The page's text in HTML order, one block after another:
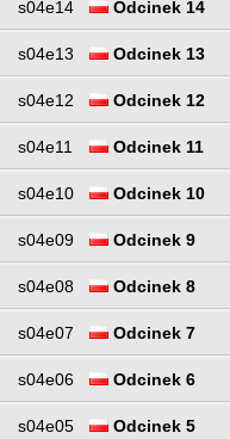
s04e14 Odcinek 14
s04e13 Odcinek 13
s04e12 Odcinek 12
s04e11 Odcinek 11
s04e10 Odcinek 10
s04e09 Odcinek 9
s04e08 Odcinek 8
s04e07 Odcinek 7
s04e06 Odcinek 6
s04e05 Odcinek 5